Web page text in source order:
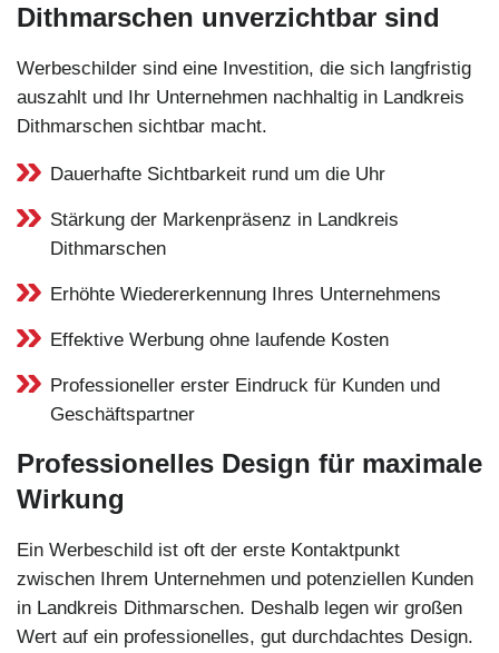
Dithmarschen unverzichtbar sind
Werbeschilder sind eine Investition, die sich langfristig
auszahlt und Ihr Unternehmen nachhaltig in Landkreis
Dithmarschen sichtbar macht.
Dauerhafte Sichtbarkeit rund um die Uhr
Stärkung der Markenpräsenz in Landkreis
Dithmarschen
Erhöhte Wiedererkennung Ihres Unternehmens
Effektive Werbung ohne laufende Kosten
Professioneller erster Eindruck für Kunden und
Geschäftspartner
Professionelles Design für maximale
Wirkung
Ein Werbeschild ist oft der erste Kontaktpunkt
zwischen Ihrem Unternehmen und potenziellen Kunden
in Landkreis Dithmarschen. Deshalb legen wir großen
Wert auf ein professionelles, gut durchdachtes Design.